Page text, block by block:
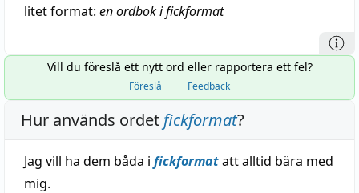
litetformat: enordboki fickformat
Vill du föreslå ett nytt ord eller rapportera ett fel?
Föreslå Feedback
Hur används ordet fickformat?
Jag vill ha dem båda i fickformatatt alltid bära med
mig.